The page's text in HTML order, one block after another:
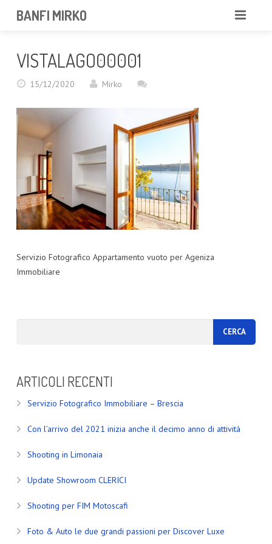
BANFI MIRKO
PORTFOLIO
SERVIZI
NEWS
CONTATTAMI
VISTALAGO00001
15/12/2020 Mirko
Servizio Fotografico Appartamento vuoto per Ageniza
Immobiliare
ARTICOLI RECENTI
Servizio Fotografico Immobiliare – Brescia
Con l’arrivo del 2021 inizia anche il decimo anno di attività
Shooting in Limonaia
Update Showroom CLERICI
Shooting per FIM Motoscafi
Foto & Auto le due grandi passioni per Discover Luxe